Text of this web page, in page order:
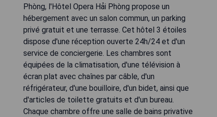
Phòng, l'Hôtel Opera Hải Phòng propose un
hébergement avec un salon commun, un parking
privé gratuit et une terrasse. Cet hôtel 3 étoiles
dispose d'une réception ouverte 24h/24 et d'un
service de conciergerie. Les chambres sont
équipées de la climatisation, d'une télévision à
écran plat avec chaînes par câble, d'un
réfrigérateur, d'une bouilloire, d'un bidet, ainsi que
d'articles de toilette gratuits et d'un bureau.
Chaque chambre offre une salle de bains privative